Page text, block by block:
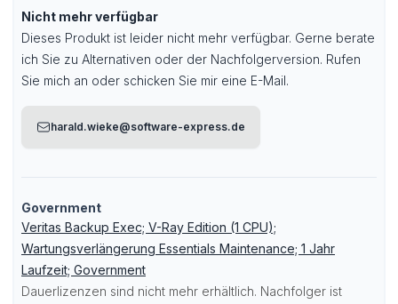
Nicht mehr verfügbar
Dieses Produkt ist leider nicht mehr verfügbar. Gerne berate
ich Sie zu Alternativen oder der Nachfolgerversion. Rufen
Sie mich an oder schicken Sie mir eine E-Mail.
harald.wieke@software-express.de
Government
Veritas Backup Exec; V-Ray Edition (1 CPU);
Wartungsverlängerung Essentials Maintenance; 1 Jahr
Laufzeit; Government
Dauerlizenzen sind nicht mehr erhältlich. Nachfolger ist